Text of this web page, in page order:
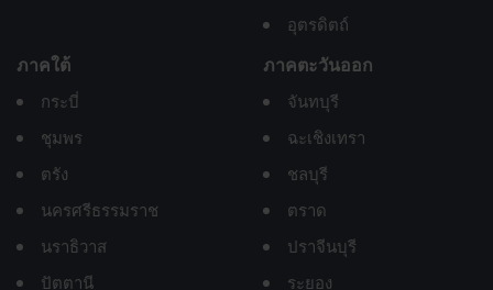
อุตรดิตถ์
ภาคใต้
กระบี่
ชุมพร
ตรัง
นครศรีธรรมราช
นราธิวาส
ปัตตานี
ภาคตะวันออก
จันทบุรี
ฉะเชิงเทรา
ชลบุรี
ตราด
ปราจีนบุรี
ระยอง